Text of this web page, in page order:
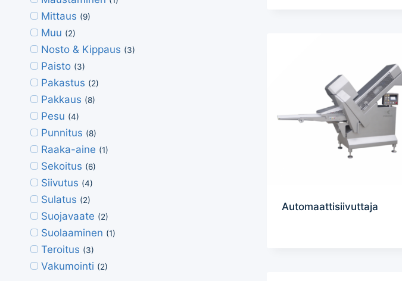
Automaattisiivuttaja
Mittaus (9)
Muu (2)
Nosto & Kippaus (3)
Paisto (3)
Pakastus (2)
Pakkaus (8)
Pesu (4)
Punnitus (8)
Raaka-aine (1)
Sekoitus (6)
Siivutus (4)
Sulatus (2)
Suojavaate (2)
Suolaaminen (1)
Teroitus (3)
Vakumointi (2)